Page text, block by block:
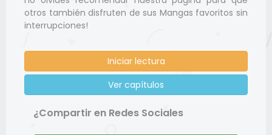
otros también disfruten de sus Mangas favoritos sin
interrupciones!
Iniciar lectura
Ver capítulos
¿Compartir en Redes Sociales